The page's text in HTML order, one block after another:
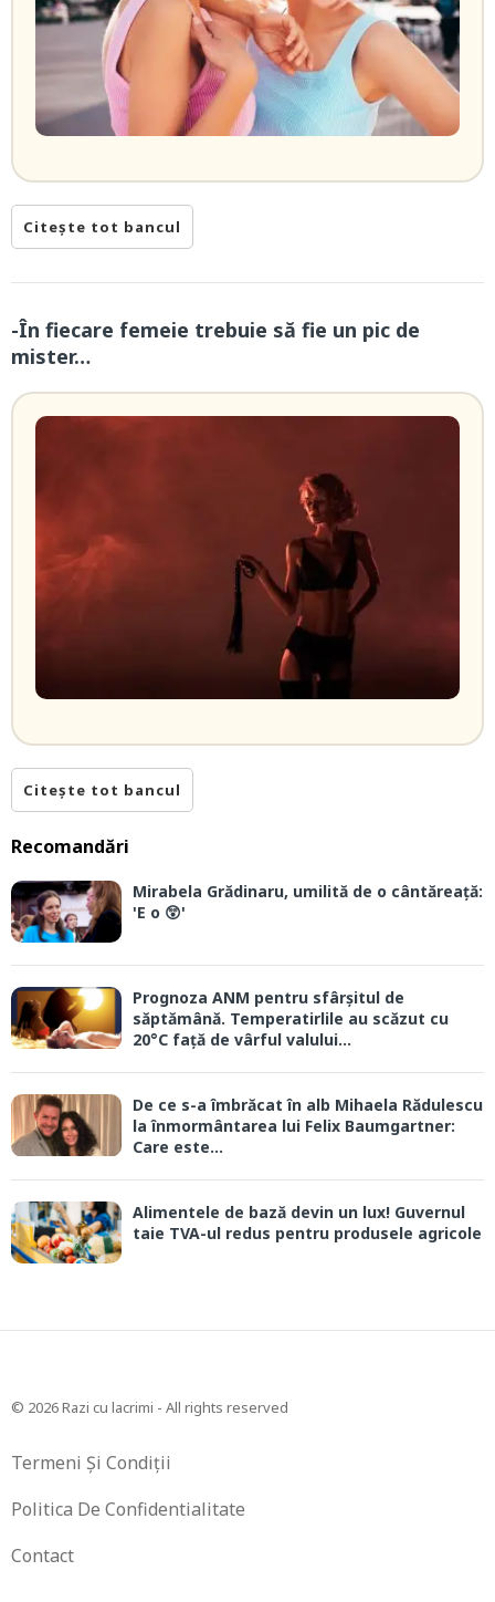
Citește tot bancul
-În fiecare femeie trebuie să fie un pic de
mister…
Citește tot bancul
Recomandări
Mirabela Grădinaru, umilită de o cântăreață:
'E o 😲'
Prognoza ANM pentru sfârșitul de
săptămână. Temperatirlile au scăzut cu
20°C față de vârful valului...
De ce s-a îmbrăcat în alb Mihaela Rădulescu
la înmormântarea lui Felix Baumgartner:
Care este...
Alimentele de bază devin un lux! Guvernul
taie TVA-ul redus pentru produsele agricole
© 2026 Razi cu lacrimi - All rights reserved
Termeni Și Condiții
Politica De Confidentialitate
Contact